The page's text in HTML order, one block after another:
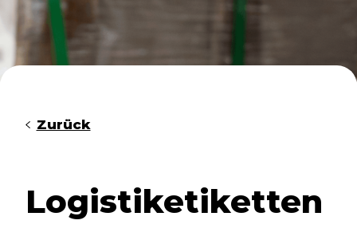
Zurück
Logistiketiketten